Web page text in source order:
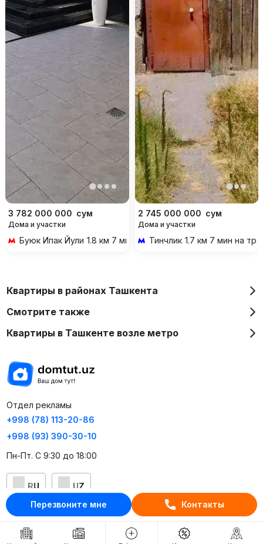
Перезвоните мне Контакты
3 782 000 000 сум
Дома и участки
Буюк Ипак Йули 1.8 км 7 мин на транспорте
2 745 000 000 сум
Дома и участки
Тинчлик 1.7 км 7 мин на
Квартиры в районах Ташкента
Смотрите также
Квартиры в Ташкенте возле метро
Отдел рекламы
+998 (78) 113-20-86
+998 (93) 390-30-10
Пн-Пт. С 9:30 до 18:00
RU UZ
Контакты
О проекте